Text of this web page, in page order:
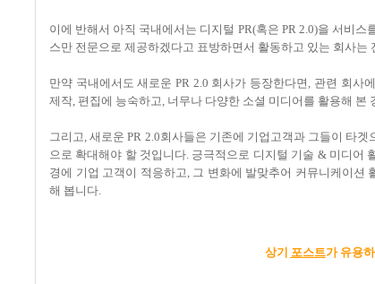
이에 반해서 아직 국내에서는 디지털 PR(혹은 PR 2.0)을 서비스
스만 전문으로 제공하겠다고 표방하면서 활동하고 있는 회사는
만약 국내에서도 새로운 PR 2.0 회사가 등장한다면, 관련 회
제작, 편집에 능숙하고, 너무나 다양한 소셜 미디어를 활용해
그리고, 새로운 PR 2.0회사들은 기존에 기업고객과 그들이 타
으로 확대해야 할 것입니다. 긍극적으로 디지털 기술 & 미디어
경에 기업 고객이 적응하고, 그 변화에 발맞추어 커뮤니케이션
해 봅니다.
상기 포스트가 유용